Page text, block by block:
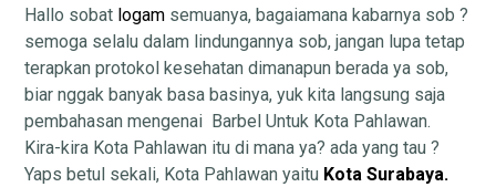
Hallo sobat logam semuanya, bagaiamana kabarnya sob ?
semoga selalu dalam lindungannya sob, jangan lupa tetap
terapkan protokol kesehatan dimanapun berada ya sob,
biar nggak banyak basa basinya, yuk kita langsung saja
pembahasan mengenai Barbel Untuk Kota Pahlawan.
Kira-kira Kota Pahlawan itu di mana ya? ada yang tau ?
Yaps betul sekali, Kota Pahlawan yaitu Kota Surabaya.